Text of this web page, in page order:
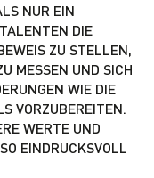
NUR EIN
DIE
ZU STELLEN,
MESSEN UND SICH
WIE DIE
VORZUBEREITEN.
WERTE UND
EINDRUCKSVOLL